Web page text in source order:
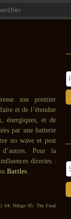
son premier
et de l’étendue
énergiques, et de
par une batterie
no wave et post
d’autres. Pour la
directes :
Battles.
04/ Ndugo 05/ The Final